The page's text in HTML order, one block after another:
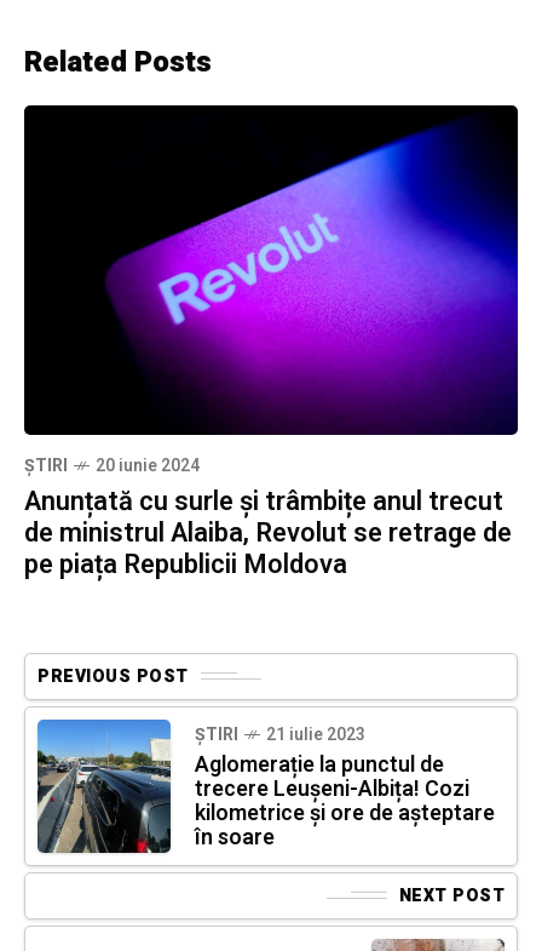
Related Posts
ȘTIRI 20 iunie 2024
Anunțată cu surle și trâmbițe anul trecut
de ministrul Alaiba, Revolut se retrage de
pe piața Republicii Moldova
PREVIOUS POST
ȘTIRI 21 iulie 2023
Aglomerație la punctul de
trecere Leușeni-Albița! Cozi
kilometrice și ore de așteptare
în soare
NEXT POST